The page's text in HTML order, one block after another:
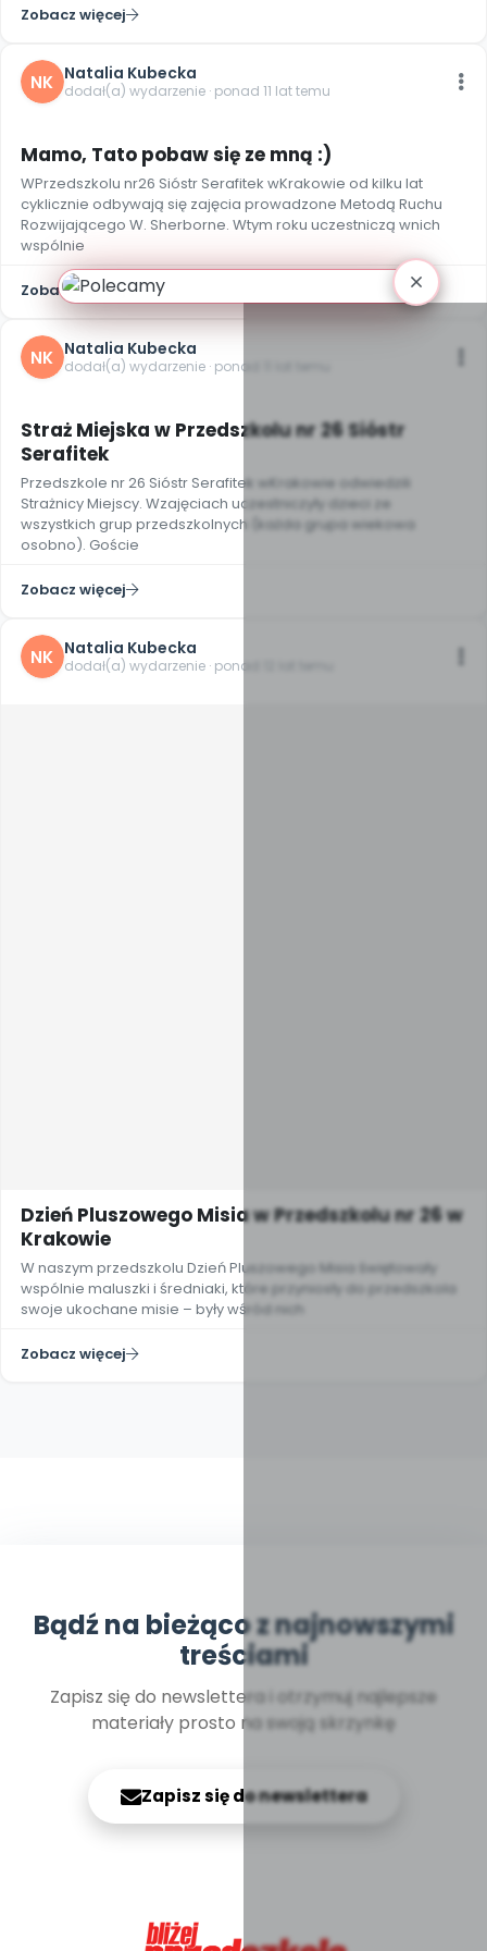
Zobacz więcej
NK Natalia Kubecka
dodał(a) wydarzenie · ponad 11 lat temu
Mamo, Tato pobaw się ze mną :)
WPrzedszkolu nr26 Sióstr Serafitek wKrakowie od kilku lat
cyklicznie odbywają się zajęcia prowadzone Metodą Ruchu
Rozwijającego W. Sherborne. Wtym roku uczestniczą wnich
wspólnie
Zobacz więcej
NK Natalia Kubecka
dodał(a) wydarzenie · ponad 11 lat temu
Straż Miejska w Przedszkolu nr 26 Sióstr
Serafitek
Przedszkole nr 26 Sióstr Serafitek wKrakowie odwiedzili
Strażnicy Miejscy. Wzajęciach uczestniczyły dzieci ze
wszystkich grup przedszkolnych (każda grupa wiekowa
osobno). Goście
Zobacz więcej
NK Natalia Kubecka
dodał(a) wydarzenie · ponad 12 lat temu
Dzień Pluszowego Misia w Przedszkolu nr 26 w
Krakowie
W naszym przedszkolu Dzień Pluszowego Misia świętowały
wspólnie maluszki i średniaki, które przyniosły do przedszkola
swoje ukochane misie – były wśród nich
Zobacz więcej
Bądź na bieżąco z najnowszymi
treściami
Zapisz się do newslettera i otrzymuj najlepsze
materiały prosto na swoją skrzynkę
Zapisz się do newslettera